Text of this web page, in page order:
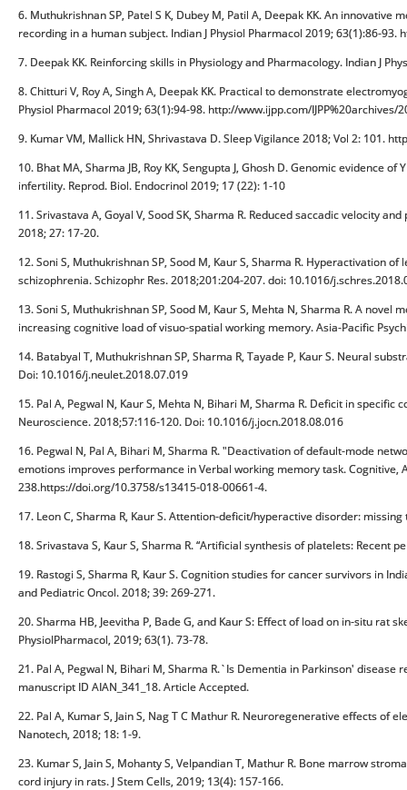
6. Muthukrishnan SP, Patel S K, Dubey M, Patil A, Deepak KK. An
recording in a human subject. Indian J Physiol Pharmacol 2019; 63(1):86-93.
7. Deepak KK. Reinforcing skills in Physiology and Pharmacology. Indian J
8. Chitturi V, Roy A, Singh A, Deepak KK. Practical to demonstrate
Physiol Pharmacol 2019; 63(1):94-98. http://www.ijpp.com/IJPP%20archives/
9. Kumar VM, Mallick HN, Shrivastava D. Sleep Vigilance 2018; Vol 2: 101.
10. Bhat MA, Sharma JB, Roy KK, Sengupta J, Ghosh D. Genomic
infertility. Reprod. Biol. Endocrinol 2019; 17 (22): 1-10
11. Srivastava A, Goyal V, Sood SK, Sharma R. Reduced saccadic velocity
2018; 27: 17-20.
12. Soni S, Muthukrishnan SP, Sood M, Kaur S, Sharma R.
schizophrenia. Schizophr Res. 2018;201:204-207. doi: 10.1016/
13. Soni S, Muthukrishnan SP, Sood M, Kaur S, Mehta N, Sharma R. A
increasing cognitive load of visuo-spatial working memory. Asia-Pacific
14. Batabyal T, Muthukrishnan SP, Sharma R, Tayade P, Kaur S. Neural
Doi: 10.1016/j.neulet.2018.07.019
15. Pal A, Pegwal N, Kaur S, Mehta N, Bihari M, Sharma R. Deficit in
Neuroscience. 2018;57:116-120. Doi: 10.1016/j.jocn.2018.08.016
16. Pegwal N, Pal A, Bihari M, Sharma R. "Deactivation of default-mode
emotions improves performance in Verbal working memory task.
238.https://doi.org/10.3758/s13415-018-00661-4.
17. Leon C, Sharma R, Kaur S. Attention-deficit/hyperactive disorder:
18. Srivastava S, Kaur S, Sharma R. “Artificial synthesis of platelets: Recent
19. Rastogi S, Sharma R, Kaur S. Cognition studies for cancer survivors in
and Pediatric Oncol. 2018; 39: 269-271.
20. Sharma HB, Jeevitha P, Bade G, and Kaur S: Effect of load on in-situ rat
PhysiolPharmacol, 2019; 63(1). 73-78.
21. Pal A, Pegwal N, Bihari M, Sharma R.`Is Dementia in Parkinson'
manuscript ID AIAN_341_18. Article Accepted.
22. Pal A, Kumar S, Jain S, Nag T C Mathur R. Neuroregenerative effects
Nanotech, 2018; 18: 1-9.
23. Kumar S, Jain S, Mohanty S, Velpandian T, Mathur R. Bone marrow
cord injury in rats. J Stem Cells, 2019; 13(4): 157-166.